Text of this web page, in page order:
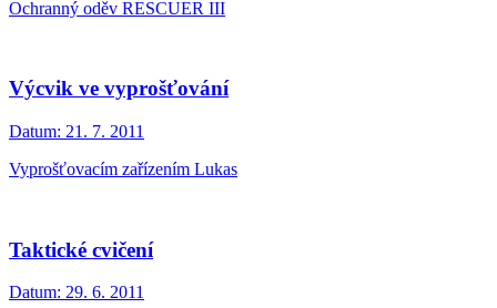
Ochranný oděv RESCUER III
Výcvik ve vyprošťování
Datum: 21. 7. 2011
Vyprošťovacím zařízením Lukas
Taktické cvičení
Datum: 29. 6. 2011